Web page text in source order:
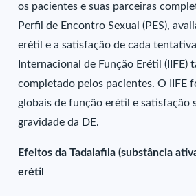
os pacientes e suas parceiras
Perfil de Encontro Sexual (PES),
erétil e a satisfação de cada
Internacional de Função Erétil (IIFE)
completado pelos pacientes. O IIFE
globais de função erétil e satisfação
gravidade da DE.
Efeitos da Tadalafila (substância
erétil